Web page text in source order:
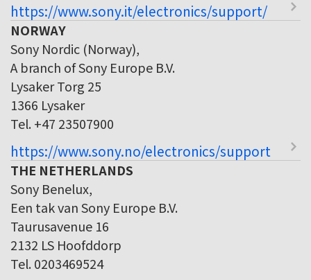
https://www.sony.it/electronics/support/
NORWAY
Sony Nordic (Norway),
A branch of Sony Europe B.V.
Lysaker Torg 25
1366 Lysaker
Tel. +47 23507900
https://www.sony.no/electronics/support
THE NETHERLANDS
Sony Benelux,
Een tak van Sony Europe B.V.
Taurusavenue 16
2132 LS Hoofddorp
Tel. 0203469524